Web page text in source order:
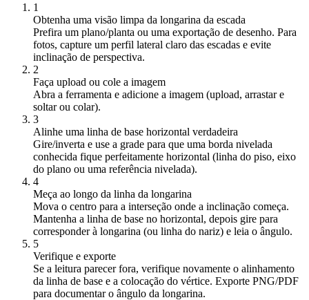
1
Obtenha uma visão limpa da longarina da escada
Prefira um plano/planta ou uma exportação de desenho. Para
fotos, capture um perfil lateral claro das escadas e evite
inclinação de perspectiva.
2
Faça upload ou cole a imagem
Abra a ferramenta e adicione a imagem (upload, arrastar e
soltar ou colar).
3
Alinhe uma linha de base horizontal verdadeira
Gire/inverta e use a grade para que uma borda nivelada
conhecida fique perfeitamente horizontal (linha do piso, eixo
do plano ou uma referência nivelada).
4
Meça ao longo da linha da longarina
Mova o centro para a interseção onde a inclinação começa.
Mantenha a linha de base no horizontal, depois gire para
corresponder à longarina (ou linha do nariz) e leia o ângulo.
5
Verifique e exporte
Se a leitura parecer fora, verifique novamente o alinhamento
da linha de base e a colocação do vértice. Exporte PNG/PDF
para documentar o ângulo da longarina.